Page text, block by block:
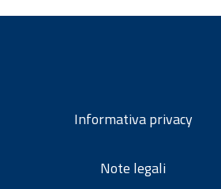
Informativa privacy
Note legali